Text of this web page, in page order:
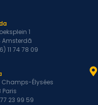
1
Amsterdã
11 74 78 09
Champs-Élysées
23 99 59